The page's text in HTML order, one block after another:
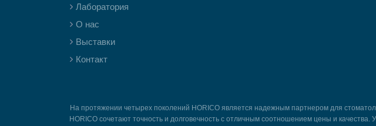
Лаборатория
О нас
Выставки
Контакт
На протяжении четырех поколений HORICO является надежным партнером для
HORICO сочетают точность и долговечность с отличным соотношением цены и